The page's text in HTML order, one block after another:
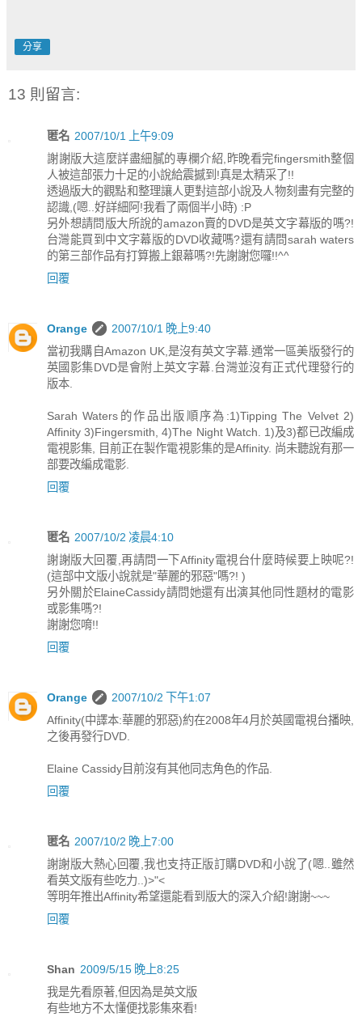
分享
13 則留言:
匿名 2007/10/1 上午9:09
謝謝版大這麼詳盡細膩的專欄介紹,昨晚看完fingersmith整個
人被這部張力十足的小說給震撼到!真是太精采了!!
透過版大的觀點和整理讓人更對這部小說及人物刻畫有完整的
認識,(嗯..好詳細阿!我看了兩個半小時) :P
另外想請問版大所說的amazon賣的DVD是英文字幕版的嗎?!
台灣能買到中文字幕版的DVD收藏嗎?還有請問sarah waters
的第三部作品有打算搬上銀幕嗎?!先謝謝您囉!!^^
回覆
Orange
2007/10/1 晚上9:40
當初我購自Amazon UK,是沒有英文字幕.通常一區美版發行的
英國影集DVD是會附上英文字幕.台灣並沒有正式代理發行的
版本.
Sarah Waters的作品出版順序為:1)Tipping The Velvet 2)
Affinity 3)Fingersmith, 4)The Night Watch. 1)及3)都已改編成
電視影集, 目前正在製作電視影集的是Affinity. 尚未聽說有那一
部要改編成電影.
回覆
匿名 2007/10/2 凌晨4:10
謝謝版大回覆,再請問一下Affinity電視台什麼時候要上映呢?!
(這部中文版小說就是"華麗的邪惡"嗎?! )
另外關於ElaineCassidy請問她還有出演其他同性題材的電影
或影集嗎?!
謝謝您唷!!
回覆
Orange
2007/10/2 下午1:07
Affinity(中譯本:華麗的邪惡)約在2008年4月於英國電視台播映,
之後再發行DVD.
Elaine Cassidy目前沒有其他同志角色的作品.
回覆
匿名 2007/10/2 晚上7:00
謝謝版大熱心回覆,我也支持正版訂購DVD和小說了(嗯..雖然
看英文版有些吃力..)>"<
等明年推出Affinity希望還能看到版大的深入介紹!謝謝~~~
回覆
Shan 2009/5/15 晚上8:25
我是先看原著,但因為是英文版
有些地方不太懂便找影集來看!